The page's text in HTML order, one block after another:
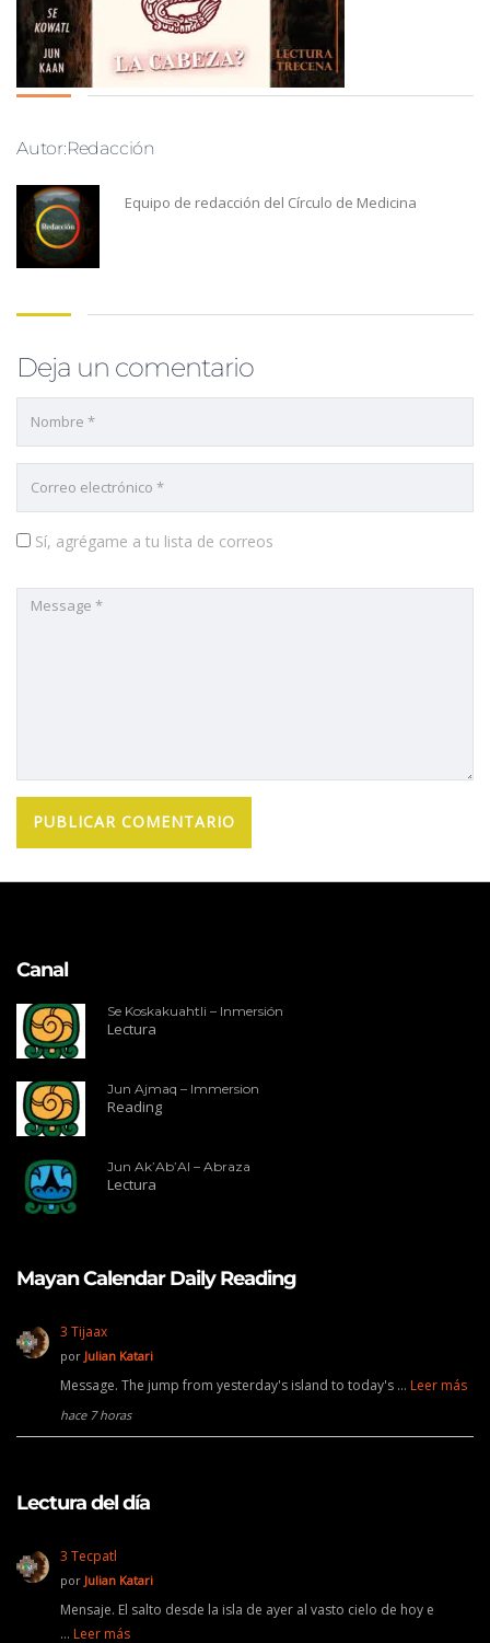
Autor:Redacción
Equipo de redacción del Círculo de Medicina
Deja un comentario
Sí, agrégame a tu lista de correos
Canal
Se Koskakuahtli – Inmersión
Lectura
Jun Ajmaq – Immersion
Reading
Jun Ak’Ab’Al – Abraza
Lectura
Mayan Calendar Daily Reading
3 Tijaax
por Julian Katari
Message. The jump from yesterday's island to today's … Leer más
hace 7 horas
Lectura del día
3 Tecpatl
por Julian Katari
Mensaje. El salto desde la isla de ayer al vasto cielo de hoy e
… Leer más